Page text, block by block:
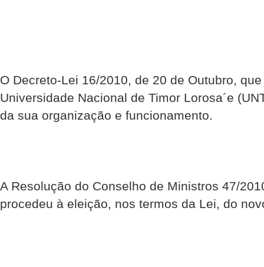
O Decreto-Lei 16/2010, de 20 de Outubro,
Universidade Nacional de Timor Lorosa´e
da sua organização e funcionamento.
A Resolução do Conselho de Ministros 47/
procedeu à eleição, nos termos da Lei, do